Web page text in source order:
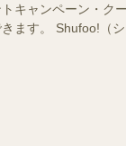
キャンペーン・ク
ます。 Shufoo!（